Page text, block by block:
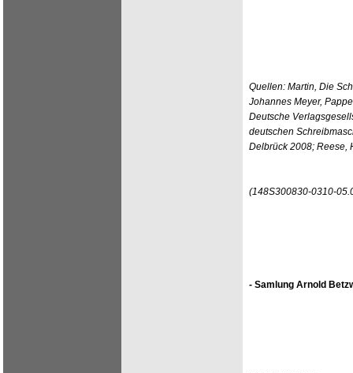
Quellen: Martin, Die
Johannes Meyer,
Deutsche
deutschen
Delbrück 2008; Reese,
(148S300830-0310-
- Samlung Arnold